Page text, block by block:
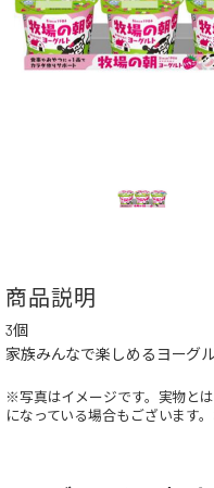
商品説明
3個
家族みんなで楽しめるヨーグ
※写真はイメージです。実物と
になっている場合もございます